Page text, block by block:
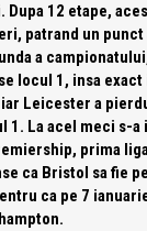
12 etape,
patrand un punct
a
locul 1, insa
Leicester a
1. La acel meci s-
prima
ca Bristol sa fie
ca pe 7